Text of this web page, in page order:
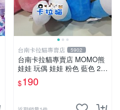
台南卡拉貓專賣店 5902
台南卡拉貓專賣店 MOMO熊
娃娃 玩偶 娃娃 粉色 藍色 2色
分售
$190